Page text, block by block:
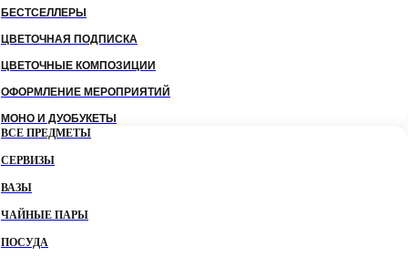
БЕСТСЕЛЛЕРЫ
ЦВЕТОЧНАЯ ПОДПИСКА
ЦВЕТОЧНЫЕ КОМПОЗИЦИИ
ОФОРМЛЕНИЕ МЕРОПРИЯТИЙ
МОНО И ДУОБУКЕТЫ
ВСЕ ПРЕДМЕТЫ
СЕРВИЗЫ
ВАЗЫ
ЧАЙНЫЕ ПАРЫ
ПОСУДА